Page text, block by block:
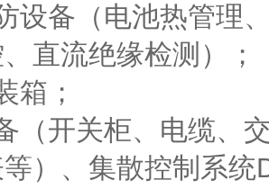
设备（电池热管理
直流绝缘检测）；
箱；
（开关柜、电缆、
）、集散控制系